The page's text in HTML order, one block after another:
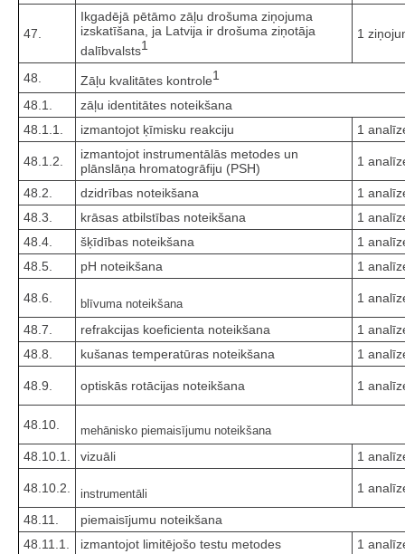
47.
Ikgadējā pētāmo zāļu drošuma ziņojuma
izskatīšana, ja Latvija ir drošuma ziņotāja
dalībvalsts1
1
48. Zāļu kvalitātes kontrole1
48.1.
zāļu identitātes noteikšana
48.1.1.
izmantojot ķīmisku reakciju 1
48.1.2.
izmantojot instrumentālās metodes un
plānslāņa hromatogrāfiju (PSH)
1
48.2. dzidrības noteikšana
1
48.3.
krāsas atbilstības noteikšana
1
48.4.
šķīdības noteikšana
1
48.5.
pH noteikšana 1
48.6. blīvuma noteikšana 1
48.7. refrakcijas koeficienta noteikšana
1
48.8.
kušanas temperatūras noteikšana 1
48.9. optiskās rotācijas noteikšana 1
48.10. mehānisko piemaisījumu noteikšana
48.10.1. vizuāli 1
48.10.2. instrumentāli 1
48.11.
piemaisījumu noteikšana
48.11.1.
izmantojot limitējošo testu metodes 1